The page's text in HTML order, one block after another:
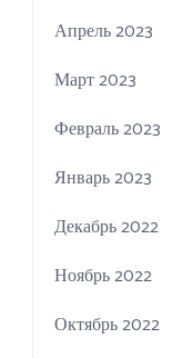
Апрель 2023
Март 2023
Февраль 2023
Январь 2023
Декабрь 2022
Ноябрь 2022
Октябрь 2022